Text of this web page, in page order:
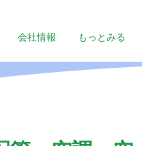
会社情報 もっとみる